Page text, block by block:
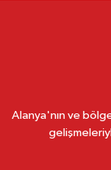
Alanya'nın ve